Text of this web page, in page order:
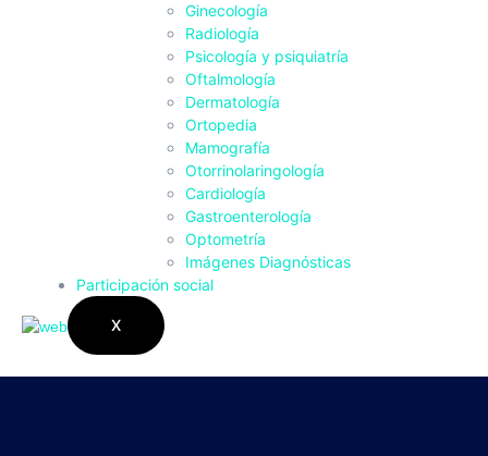
Ginecología
Radiología
Psicología y psiquiatría
Oftalmología
Dermatología
Ortopedia
Mamografía
Otorrinolaringología
Cardiología
Gastroenterología
Optometría
Imágenes Diagnósticas
Participación social
X